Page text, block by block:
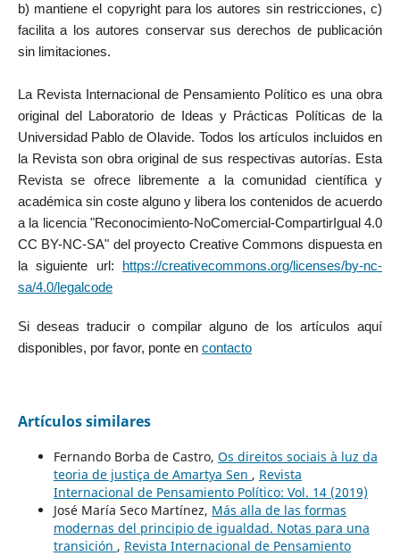
b) mantiene el copyright para los autores sin restricciones, c)
facilita a los autores conservar sus derechos de publicación
sin limitaciones.
La Revista Internacional de Pensamiento Político es una obra
original del Laboratorio de Ideas y Prácticas Políticas de la
Universidad Pablo de Olavide. Todos los artículos incluidos en
la Revista son obra original de sus respectivas autorías. Esta
Revista se ofrece libremente a la comunidad científica y
académica sin coste alguno y libera los contenidos de acuerdo
a la licencia "Reconocimiento-NoComercial-CompartirIgual 4.0
CC BY-NC-SA" del proyecto Creative Commons dispuesta en
la siguiente url:
https://creativecommons.org/licenses/by-nc-
sa/4.0/legalcode
Si deseas traducir o compilar alguno de los artículos aquí
disponibles, por favor, ponte en contacto
Artículos similares
Fernando Borba de Castro, Os direitos sociais à luz da
teoria de justiça de Amartya Sen , Revista
Internacional de Pensamiento Político: Vol. 14 (2019)
José María Seco Martínez, Más alla de las formas
modernas del principio de igualdad. Notas para una
transición , Revista Internacional de Pensamiento